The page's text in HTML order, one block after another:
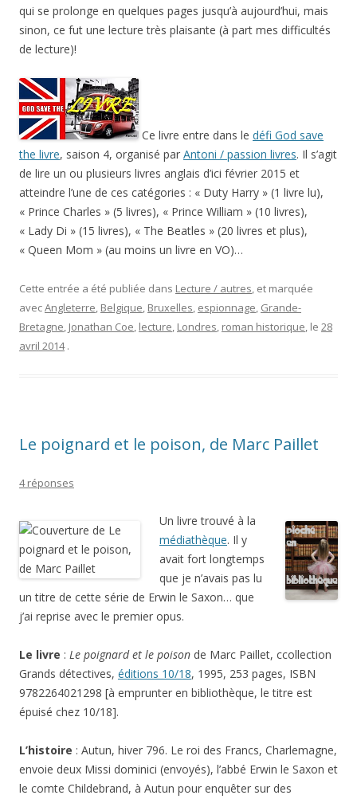
qui se prolonge en quelques pages jusqu’à aujourd’hui, mais
sinon, ce fut une lecture très plaisante (à part mes difficultés
de lecture)!
Ce livre entre dans le défi God save
the livre, saison 4, organisé par Antoni / passion livres. Il s’agit
de lire un ou plusieurs livres anglais d’ici février 2015 et
atteindre l’une de ces catégories : « Duty Harry » (1 livre lu),
« Prince Charles » (5 livres), « Prince William » (10 livres),
« Lady Di » (15 livres), « The Beatles » (20 livres et plus),
« Queen Mom » (au moins un livre en VO)…
Cette entrée a été publiée dans Lecture / autres, et marquée
avecAngleterre, Belgique, Bruxelles, espionnage, Grande-
Bretagne, Jonathan Coe, lecture, Londres, roman historique, le 28
avril 2014 .
Le poignard et le poison, de Marc Paillet
4 réponses
Un livre trouvé à la
médiathèque. Il y
avait fort longtemps
que je n’avais pas lu
un titre de cette série de Erwin le Saxon… que
j’ai reprise avec le premier opus.
Le livre : Le poignard et le poison de Marc Paillet, ccollection
Grands détectives, éditions 10/18, 1995, 253 pages, ISBN
9782264021298 [à emprunter en bibliothèque, le titre est
épuisé chez 10/18].
L’histoire : Autun, hiver 796. Le roi des Francs, Charlemagne,
envoie deux Missi dominici (envoyés), l’abbé Erwin le Saxon et
le comte Childebrand, à Autun pour enquêter sur des